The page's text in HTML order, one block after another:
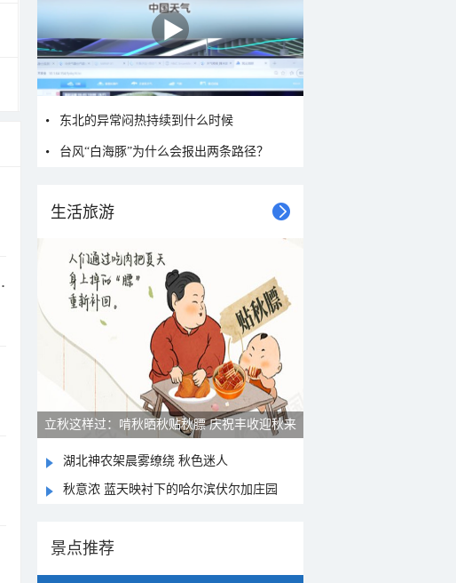
东北的异常闷热持续到什么时候
台风“白海豚”为什么会报出两条路径？
生活旅游
立秋这样过：啃秋晒秋贴秋膘 庆祝丰收迎秋来
湖北神农架晨雾缭绕 秋色迷人
秋意浓 蓝天映衬下的哈尔滨伏尔加庄园
景点推荐